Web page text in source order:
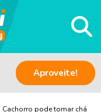
Aproveite!
Cachorro pode tomar chá